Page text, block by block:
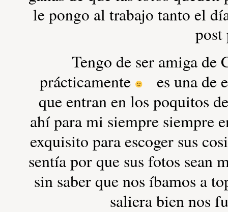
le pongo al trabajo tanto el
post
Tengo de ser amiga de
prácticamente
es una de
que entran en los poquitos
ahí para mi siempre siempre
exquisito para escoger sus
sentía por que sus fotos
sin saber que nos íbamos a
saliera bien nos